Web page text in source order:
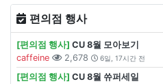
편의점 행사
[편의점 행사] CU 8월 모아보기
caffeine
2,678 6일, 17시간 전
[편의점 행사] CU 8월 쓔퍼세일